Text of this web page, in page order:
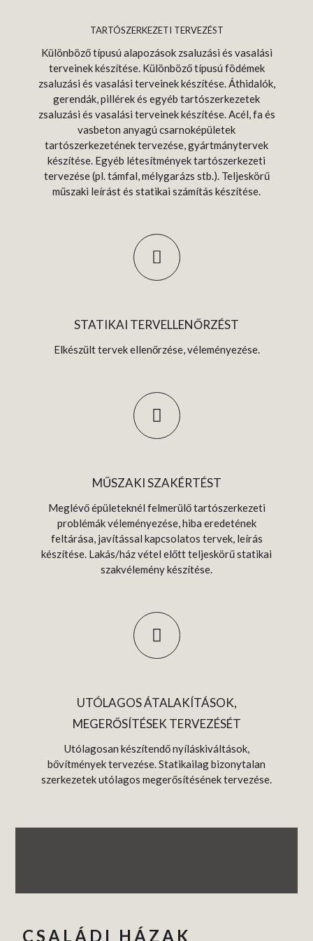
TARTÓSZERKEZETI TERVEZÉST
Különböző típusú alapozások zsaluzási és vasalási
terveinek készítése. Különböző típusú födémek
zsaluzási és vasalási terveinek készítése. Áthidalók,
gerendák, pillérek és egyéb tartószerkezetek
zsaluzási és vasalási terveinek készítése. Acél, fa és
vasbeton anyagú csarnoképületek
tartószerkezetének tervezése, gyártmánytervek
készítése. Egyéb létesítmények tartószerkezeti
tervezése (pl. támfal, mélygarázs stb.). Teljeskörű
műszaki leírást és statikai számítás készítése.
STATIKAI TERVELLENŐRZÉST
Elkészült tervek ellenőrzése, véleményezése.
MŰSZAKI SZAKÉRTÉST
Meglévő épületeknél felmerülő tartószerkezeti
problémák véleményezése, hiba eredetének
feltárása, javítással kapcsolatos tervek, leírás
készítése. Lakás/ház vétel előtt teljeskörű statikai
szakvélemény készítése.
UTÓLAGOS ÁTALAKÍTÁSOK,
MEGERŐSÍTÉSEK TERVEZÉSÉT
Utólagosan készítendő nyíláskiváltások,
bővítmények tervezése. Statikailag bizonytalan
szerkezetek utólagos megerősítésének tervezése.
CSALÁDI HÁZAK